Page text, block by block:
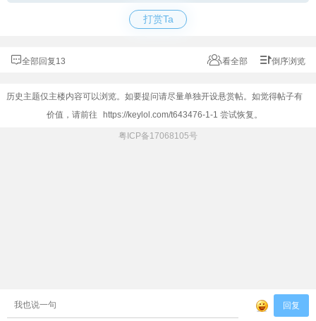
打赏Ta
全部回复13 看全部 倒序浏览
历史主题仅主楼内容可以浏览。如要提问请尽量单独开设悬赏帖。如觉得帖子有
价值，请前往
https://keylol.com/t643476-1-1 尝试恢复。
粤ICP备17068105号